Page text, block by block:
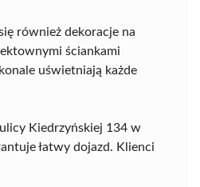
również dekoracje na
ściankami
uświetniają każde
Kiedrzyńskiej 134 w
łatwy dojazd. Klienci